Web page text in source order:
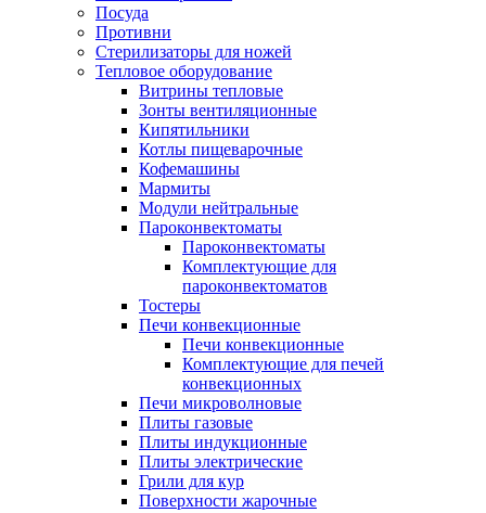
Посуда
Противни
Стерилизаторы для ножей
Тепловое оборудование
Витрины тепловые
Зонты вентиляционные
Кипятильники
Котлы пищеварочные
Кофемашины
Мармиты
Модули нейтральные
Пароконвектоматы
Пароконвектоматы
Комплектующие для
пароконвектоматов
Тостеры
Печи конвекционные
Печи конвекционные
Комплектующие для печей
конвекционных
Печи микроволновые
Плиты газовые
Плиты индукционные
Плиты электрические
Грили для кур
Поверхности жарочные